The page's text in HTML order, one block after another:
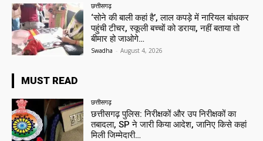
छत्तीसगढ़
‘सोने की बाली कहां है’, लाल कपड़े में नारियल बांधकर
पहुंची टीचर, स्कूली बच्चों को डराया, नहीं बताया तो
बीमार हो जाओगे…
Swadha - August 4, 2026
MUST READ
छत्तीसगढ़
छत्तीसगढ़ पुलिस: निरीक्षकों और उप निरीक्षकों का
तबादला, SP ने जारी किया आदेश, जानिए किसे कहां
मिली जिम्मेदारी…